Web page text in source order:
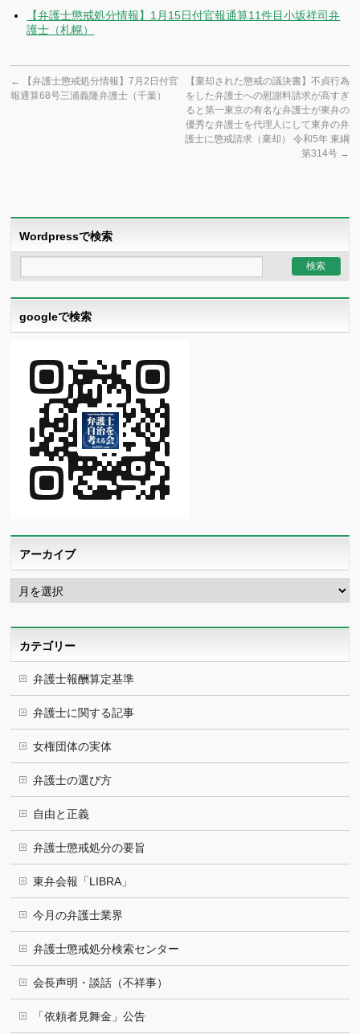
【弁護士懲戒処分情報】1月15日付官報通算11件目小坂祥司弁
護士（札幌）
←
【弁護士懲戒処分情報】7月2日付官
報通算68号三浦義隆弁護士（千葉）
【棄却された懲戒の議決書】不貞行為
をした弁護士への慰謝料請求が高すぎ
ると第一東京の有名な弁護士が東弁の
優秀な弁護士を代理人にして東弁の弁
護士に懲戒請求（棄却） 令和5年 東綱
第314号 →
Wordpressで検索
googleで検索
アーカイブ
ア
ー
カ
カテゴリー
弁護士報酬算定基準
弁護士に関する記事
女権団体の実体
弁護士の選び方
自由と正義
弁護士懲戒処分の要旨
東弁会報「LIBRA」
今月の弁護士業界
弁護士懲戒処分検索センター
会長声明・談話（不祥事）
「依頼者見舞金」公告